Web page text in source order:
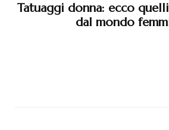
Tatuaggi donna: ecco
dal mondo